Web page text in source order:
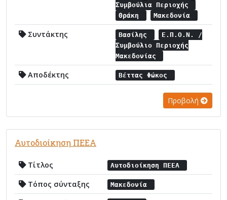
Συμβούλια Περιοχής
Θράκη
Μακεδονία
Συντάκτης Βασίλης
Ε.Π.Ο.Ν. /
Συμβούλιο Περιοχής
Μακεδονίας
Αποδέκτης Βέττας Φώκος
Προβολή
Αυτοδιοίκηση ΠΕΕΑ
Τίτλος Αυτοδιοίκηση ΠΕΕΑ
Τόπος σύνταξης Μακεδονία